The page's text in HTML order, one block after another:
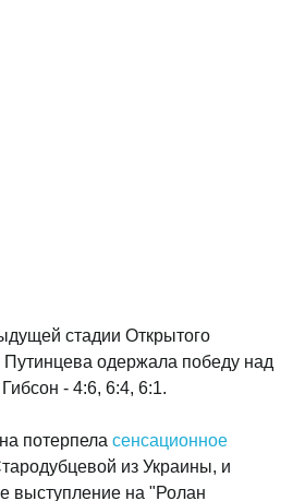
стадии Открытого
одержала победу над
- 4:6, 6:4, 6:1.
потерпела сенсационное
из Украины, и
выступление на "Ролан